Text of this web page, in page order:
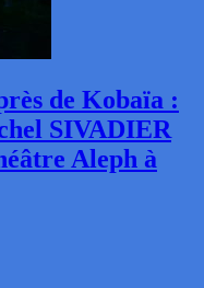
de Kobaïa :
SIVADIER
Aleph à